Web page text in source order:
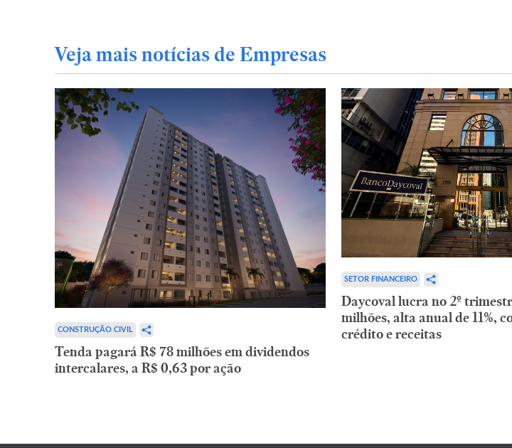
Veja mais notícias de Empresas
CONSTRUÇÃO CIVIL
Tenda pagará R$ 78 milhões em dividendos
intercalares, a R$ 0,63 por ação
SETOR FINANCEIRO
Daycoval lucra no 2º
milhões, alta anual de 11%,
crédito e receitas